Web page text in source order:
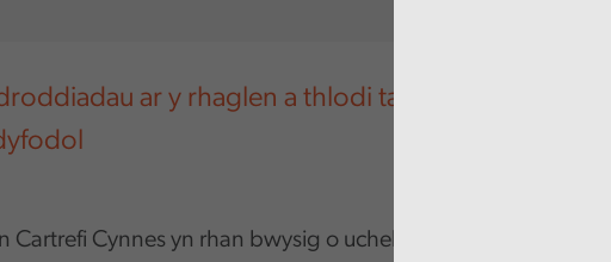
ar y rhaglen a thlodi tanwydd wedi siapio
Cartrefi Cynnes yn rhan bwysig o uchelgeisiau strategol